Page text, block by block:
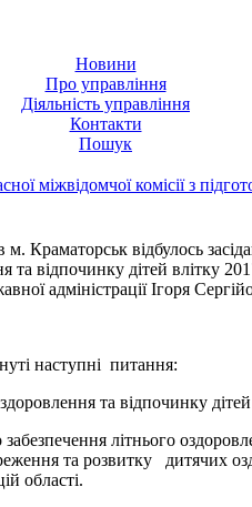
Новини
Про управління
Діяльність управління
Контакти
Пошук
міжвідомчої комісії з
Краматорськ відбулось
та відпочинку дітей влітку
адміністрації Ігоря
наступні питання:
та відпочинку
літнього
та розвитку дитячих
області.